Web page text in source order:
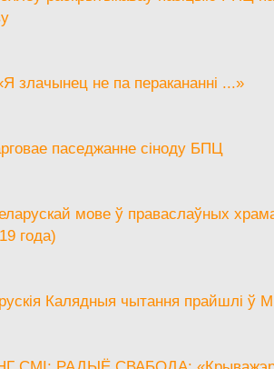
злачынец не па перакананні ...»
паседжанне сіноду БПЦ
мове ў праваслаўных
года)
Калядныя чытання прайшлі ў